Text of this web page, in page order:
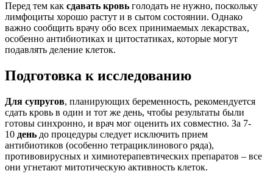
Перед тем как сдавать кровь голодать не нужно, поскольку
лимфоциты хорошо растут и в сытом состоянии. Однако
важно сообщить врачу обо всех принимаемых лекарствах,
особенно антибиотиках и цитостатиках, которые могут
подавлять деление клеток.
Подготовка к исследованию
Для супругов, планирующих беременность, рекомендуется
сдать кровь в один и тот же день, чтобы результаты были
готовы синхронно, и врач мог оценить их совместно. За 7-
10 день до процедуры следует исключить прием
антибиотиков (особенно тетрациклинового ряда),
противовирусных и химиотерапевтических препаратов – все
они угнетают митотическую активность клеток.